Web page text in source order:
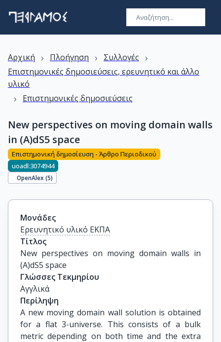
Αρχική › Πλοήγηση › Συλλογές ›
Επιστημονικές δημοσιεύσεις, ερευνητικό και άλλο
υλικό
› Επιστημονικές δημοσιεύσεις
New perspectives on moving domain walls
in (A)dS5 space
Επιστημονική δημοσίευση - Άρθρο Περιοδικού
uoadl:3074944
OpenAlex (5)
Μονάδες
Ερευνητικό υλικό ΕΚΠΑ
Τίτλος
New perspectives on moving domain walls in
(A)dS5 space
Γλώσσες Τεκμηρίου
Αγγλικά
Περίληψη
A new moving domain wall solution is obtained
for a flat 3-universe. This consists of a bulk
metric depending on both time and the extra